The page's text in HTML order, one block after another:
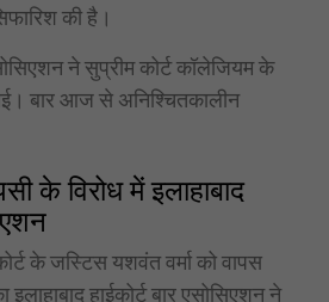
की है।
ने सुप्रीम कोर्ट कॉलेजियम के
बार आज से अनिश्चितकालीन
के विरोध में इलाहाबाद
के जस्टिस यशवंत वर्मा को वापस
हाईकोर्ट बार एसोसिएशन ने